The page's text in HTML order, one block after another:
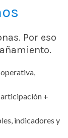
Por eso
+
indicadores y